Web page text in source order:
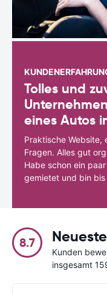
Tolles und
eines Autos
Praktische Website,
Fragen. Alles gut
Habe schon ein
gemietet und bin
8.7
Kunden
insgesamt